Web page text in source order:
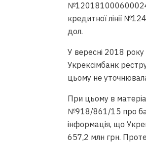
кредитної лінії
дол.
У вересні 2018 року
Укрексімбанк
цьому не
При цьому в
№918/861/15 про
інформація, що
657,2 млн грн.